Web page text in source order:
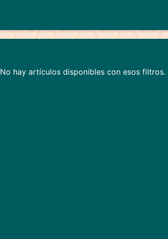
No hay artículos disponibles con esos filtros.